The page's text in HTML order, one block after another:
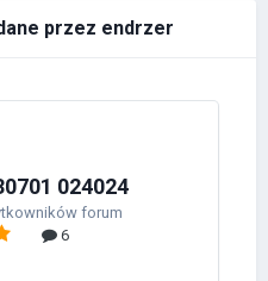
przez endrzer
024024
forum
6